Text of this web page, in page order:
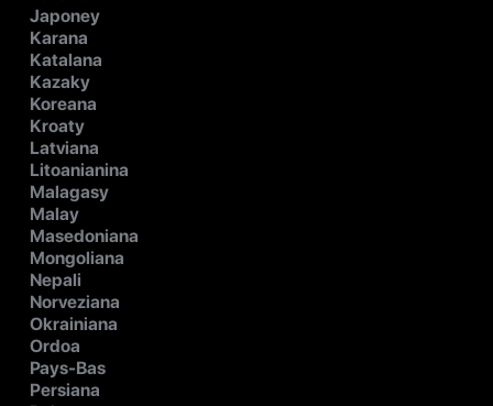
Japoney
Karana
Katalana
Kazaky
Koreana
Kroaty
Latviana
Litoanianina
Malagasy
Malay
Masedoniana
Mongoliana
Nepali
Norveziana
Okrainiana
Ordoa
Pays-Bas
Persiana